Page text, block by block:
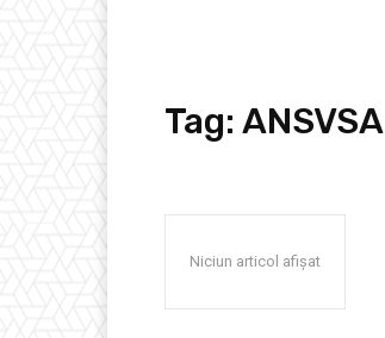
Tag: ANSVSA
Niciun articol afișat